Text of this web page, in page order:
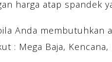
harga atap spandek
Anda membutuhkan
: Mega Baja,